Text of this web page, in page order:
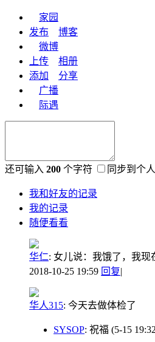
家园
发布
博客
微博
上传
相册
添加
分享
广播
际遇
还可输入 200 个字符 同步到个
我和好友的记录
我的记录
随便看看
华仁: 女儿说：我饿了，我现
2018-10-25 19:59 回复|
华人315: 今天去做体检了
SYSOP: 祝福 (5-15